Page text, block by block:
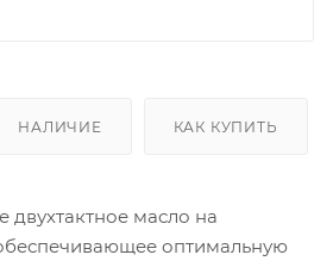
НАЛИЧИЕ КАК КУПИТЬ
двухтактное масло на
оптимальную